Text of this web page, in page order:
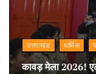
उत्तराखंड धार्मिक
कावड़ मेला 2026!